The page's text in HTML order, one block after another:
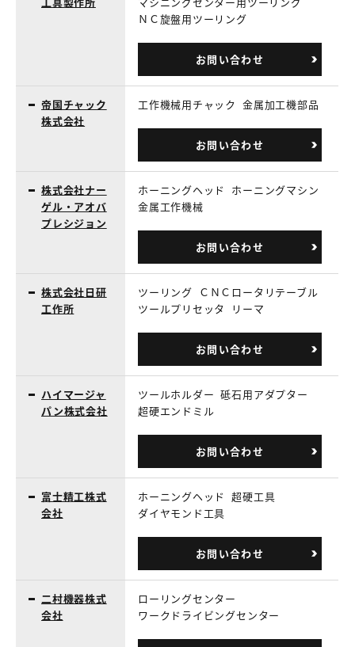
ＮＣ旋盤用ツーリング
お問い合わせ
帝国チャック
株式会社
工作機械用チャック 金属加工機部品
お問い合わせ
株式会社ナー
ゲル・アオバ
プレシジョン
ホーニングヘッド
ホーニングマシン
金属工作機械
お問い合わせ
株式会社日研
工作所
ツーリング ＣＮＣロータリテーブル
ツールプリセッタ
リーマ
お問い合わせ
ハイマージャ
パン株式会社
ツールホルダー 砥石用アダプター
超硬エンドミル
お問い合わせ
富士精工株式
会社
ホーニングヘッド 超硬工具
ダイヤモンド工具
お問い合わせ
二村機器株式
会社
ローリングセンター
ワークドライビングセンター